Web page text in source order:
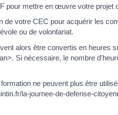
pour mettre en œuvre votre projet
de votre CEC pour acquérir les
ou de volontariat.
alors être convertis en heures
Si nécessaire, le nombre
ne peuvent plus être
la-journee-de-defense-